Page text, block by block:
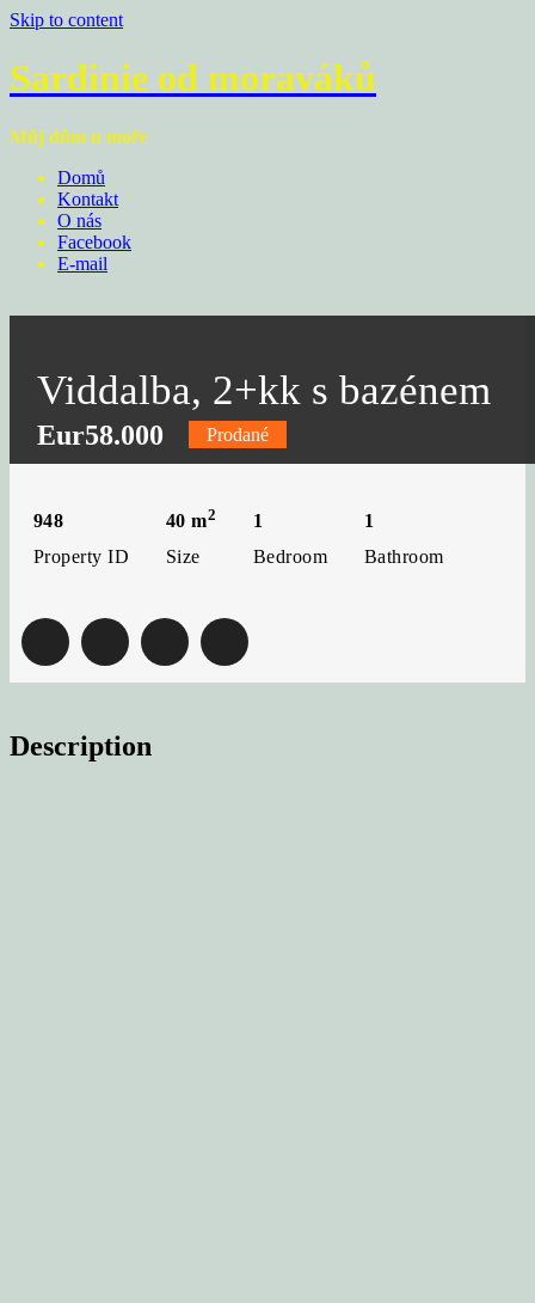
Skip to content
Sardinie od moraváků
Můj dům u moře
Domů
Kontakt
O nás
Facebook
E-mail
Viddalba, 2+kk s bazénem
Eur58.000 Prodané
948
Property ID
40m2
Size
1
Bedroom
1
Bathroom
Description